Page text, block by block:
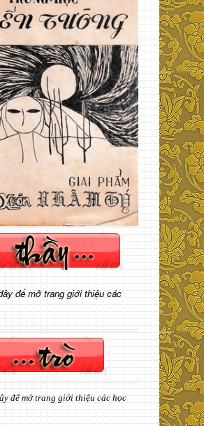
để mở trang giới thiệu các
để mở trang giới thiệu các học